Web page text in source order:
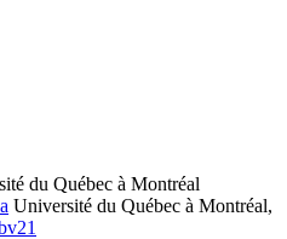
du Québec à Montréal
Université du Québec à Montréal,